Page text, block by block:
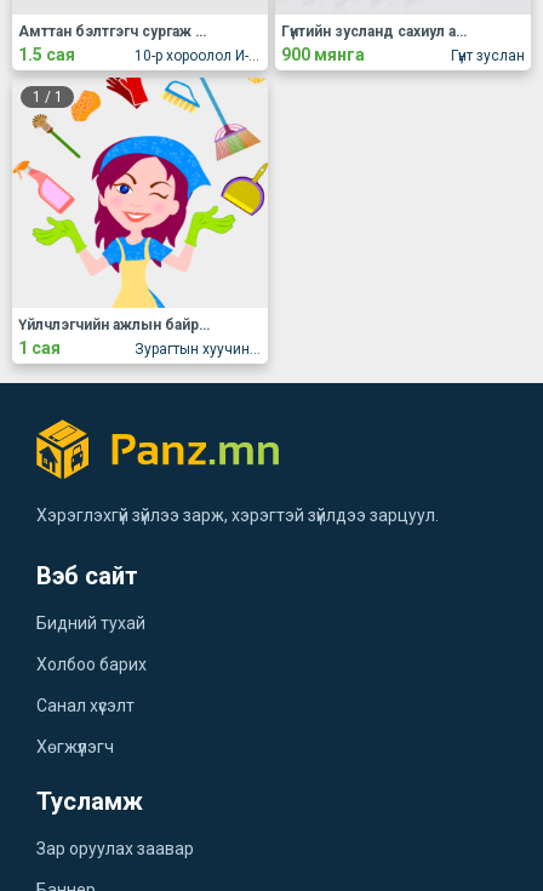
10-р хороолол И-март
Амттан бэлтгэгч сургаж ажилд авна
1.5 сая Гүнт зуслан
Гүнтийн зусланд сахиул ажилд яаралтай авна.
900 мянга
1 / 1
Зурагтын хуучин эцэст
Үйлчлэгчийн ажлын байранд урьж байна.
1 сая
Хэрэглэхгүй зүйлээ зарж, хэрэгтэй зүйлдээ зарцуул.
Вэб сайт
Бидний тухай
Холбоо барих
Санал хүсэлт
Хөгжүүлэгч
Тусламж
Зар оруулах заавар